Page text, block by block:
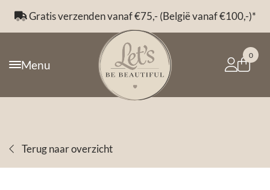
Gratis verzenden vanaf €75,- (België vanaf €100,-)*
Menu
0
Terug naar overzicht